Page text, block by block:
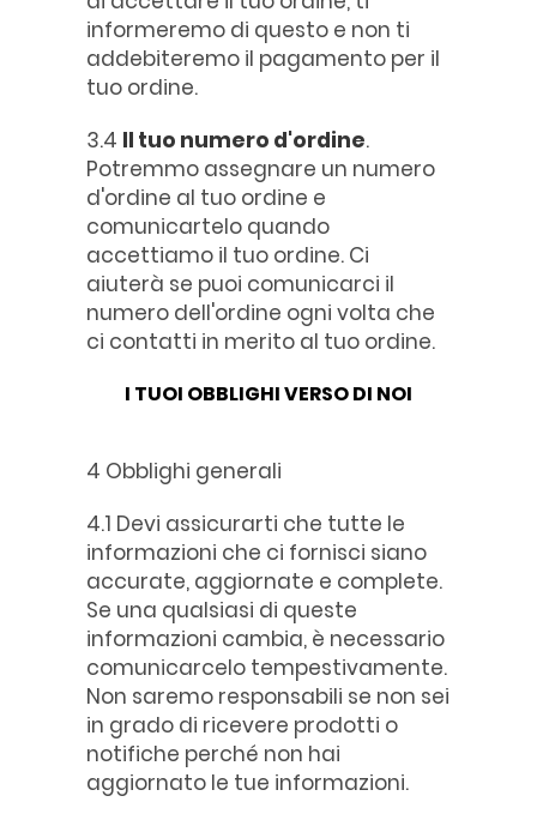
informeremo di questo e non ti
addebiteremo il pagamento per il
tuo ordine.
3.4 Il tuo numero d'ordine.
Potremmo assegnare un numero
d'ordine al tuo ordine e
comunicartelo quando
accettiamo il tuo ordine. Ci
aiuterà se puoi comunicarci il
numero dell'ordine ogni volta che
ci contatti in merito al tuo ordine.
I TUOI OBBLIGHI VERSO DI NOI
4 Obblighi generali
4.1 Devi assicurarti che tutte le
informazioni che ci fornisci siano
accurate, aggiornate e complete.
Se una qualsiasi di queste
informazioni cambia, è necessario
comunicarcelo tempestivamente.
Non saremo responsabili se non sei
in grado di ricevere prodotti o
notifiche perché non hai
aggiornato le tue informazioni.